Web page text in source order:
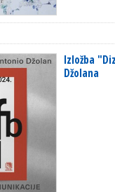
Izložba
Džolana